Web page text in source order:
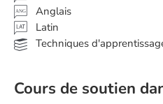
ANG
Anglais
Latin
Techniques
Cours de soutien